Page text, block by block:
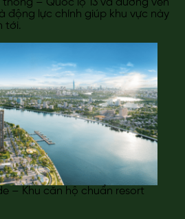
– Quốc lộ 13 và đường ven
động lực chính giúp khu vực này
tới.
– Khu căn hộ chuẩn resort